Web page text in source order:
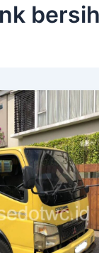
bersih